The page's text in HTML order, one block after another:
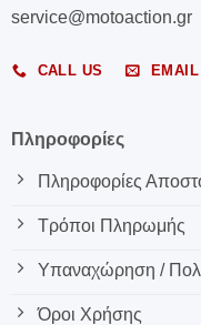
service@motoaction.gr
CALL US
Πληροφορίες
Πληροφορίες
Τρόποι Πληρωμής
Υπαναχώρηση /
Όροι Χρήσης